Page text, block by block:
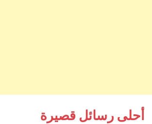
أحلى رسائل قصيرة